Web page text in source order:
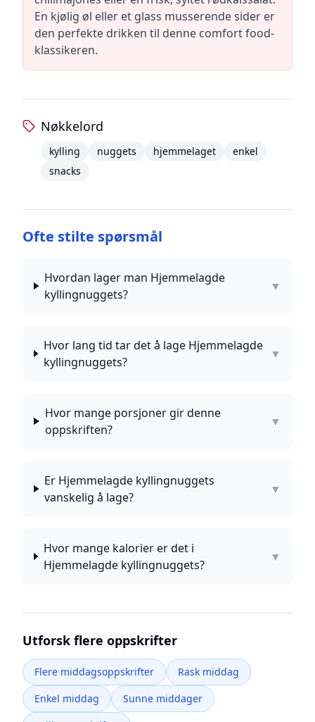
En kjølig øl eller et glass musserende sider er
den perfekte drikken til denne comfort food-
klassikeren.
Nøkkelord
kylling nuggets hjemmelaget
enkel
snacks
Ofte stilte spørsmål
Hvordan lager man Hjemmelagde
kyllingnuggets?
▼
Hvor lang tid tar det å lage Hjemmelagde
kyllingnuggets?
▼
Hvor mange porsjoner gir denne
oppskriften?
▼
Er Hjemmelagde kyllingnuggets
vanskelig å lage?
▼
Hvor mange kalorier er det i
Hjemmelagde kyllingnuggets?
▼
Utforsk flere oppskrifter
Flere middagsoppskrifter
Rask middag
Enkel middag
Sunne middager